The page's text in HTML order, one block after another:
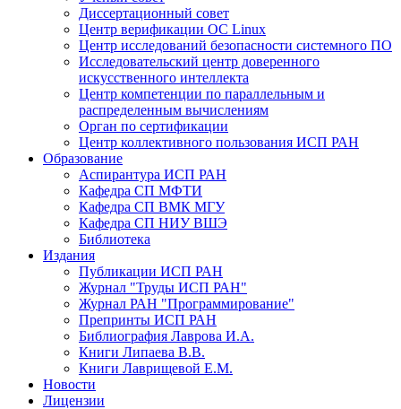
Диссертационный совет
Центр верификации ОС Linux
Центр исследований безопасности системного ПО
Исследовательский центр доверенного
искусственного интеллекта
Центр компетенции по параллельным и
распределенным вычислениям
Орган по сертификации
Центр коллективного пользования ИСП РАН
Образование
Аспирантура ИСП РАН
Кафедра СП МФТИ
Кафедра СП ВМК МГУ
Кафедра СП НИУ ВШЭ
Библиотека
Издания
Публикации ИСП РАН
Журнал "Труды ИСП РАН"
Журнал РАН "Программирование"
Препринты ИСП РАН
Библиография Лаврова И.А.
Книги Липаева В.В.
Книги Лаврищевой Е.М.
Новости
Лицензии